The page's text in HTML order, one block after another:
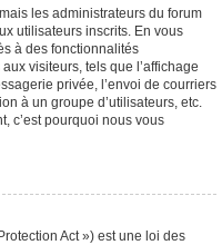
les administrateurs du forum
utilisateurs inscrits. En vous
à des fonctionnalités
visiteurs, tels que l’affichage
privée, l’envoi de courriers
à un groupe d’utilisateurs, etc.
c’est pourquoi nous vous
Act ») est une loi des